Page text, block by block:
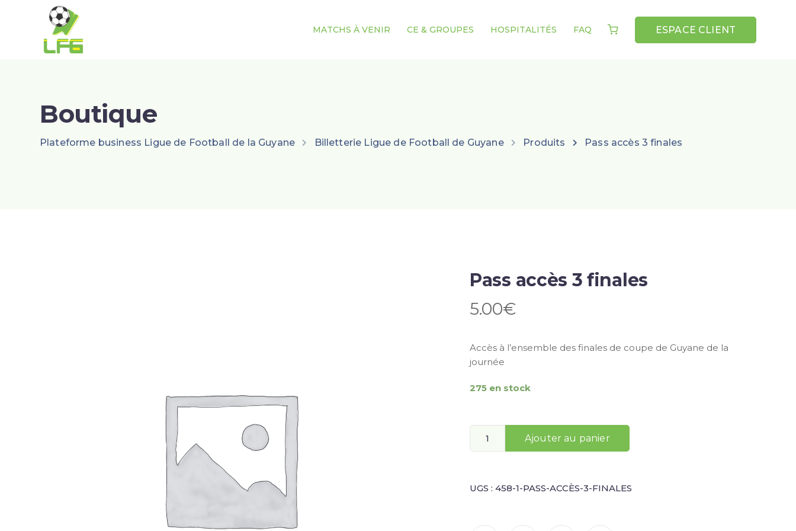
MATCHS À VENIR CE & GROUPES HOSPITALITÉS FAQ ESPACE CLIENT
Boutique
Plateforme business Ligue de Football de la Guyane Billetterie Ligue de Football de Guyane Produits Pass accès 3 finales
Pass accès 3 finales
5.00€
Accès à l’ensemble des finales de coupe de Guyane de la
journée
275 en stock
Ajouter au panier
UGS : 458-1-PASS-ACCÈS-3-FINALES